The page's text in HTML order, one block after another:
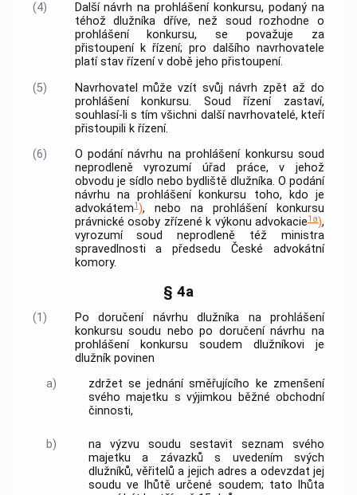
(4)
Další návrh na prohlášení konkursu, podaný na
téhož dlužníka dříve, než soud rozhodne o
prohlášení konkursu, se považuje za
přistoupení k řízení; pro dalšího navrhovatele
platí stav řízení v době jeho přistoupení.
(5)
Navrhovatel může vzít svůj návrh zpět až do
prohlášení konkursu. Soud řízení zastaví,
souhlasí-li s tím všichni další navrhovatelé, kteří
přistoupili k řízení.
(6)
O podání návrhu na prohlášení konkursu soud
neprodleně vyrozumí úřad práce, v jehož
obvodu je sídlo nebo bydliště dlužníka. O podání
návrhu na prohlášení konkursu toho, kdo je
advokátem1), nebo na prohlášení konkursu
právnické osoby zřízené k výkonu advokacie1a),
vyrozumí soud neprodleně též ministra
spravedlnosti a předsedu České advokátní
komory.
§ 4a
(1)
Po doručení návrhu dlužníka na prohlášení
konkursu soudu nebo po doručení návrhu na
prohlášení konkursu soudem dlužníkovi je
dlužník povinen
a)
zdržet se jednání směřujícího ke zmenšení
svého majetku s výjimkou běžné obchodní
činnosti,
b)
na výzvu soudu sestavit seznam svého
majetku a závazků s uvedením svých
dlužníků, věřitelů a jejich adres a odevzdat jej
soudu ve lhůtě určené soudem; tato lhůta